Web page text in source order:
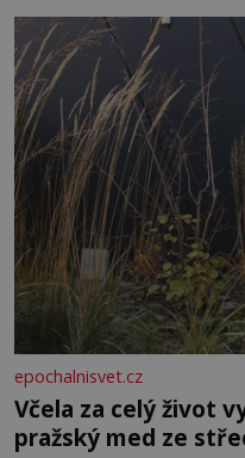
lotyšské Rigy?
zednářské lóže. Nebyl v
protože do zednářské
epochalnisvet.cz
Včela za celý život
pražský med ze